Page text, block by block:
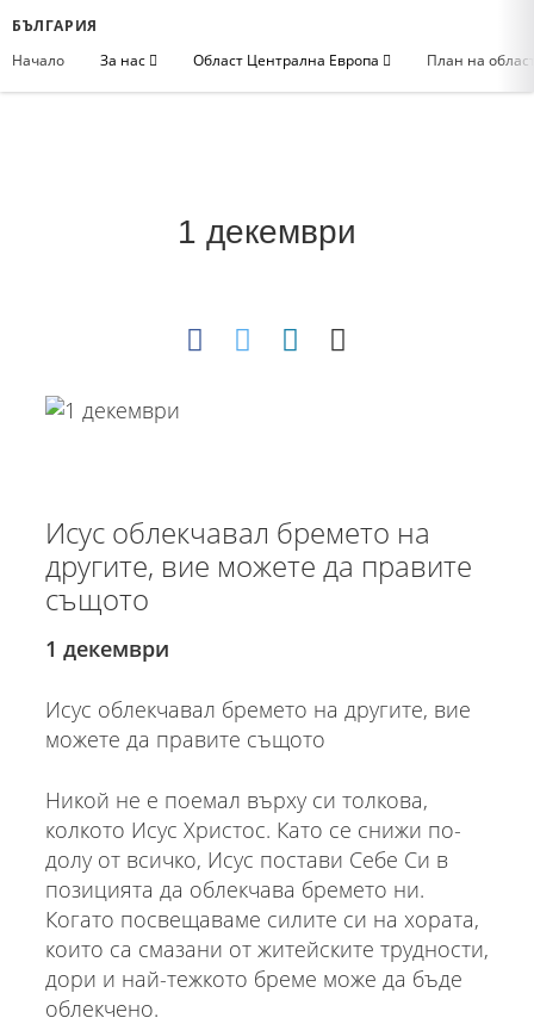
БЪЛГАРИЯ
Начало
За нас Област Централна Европа План на
1 декември
Исус облекчавал бремето на
другите, вие можете да правите
същото
1 декември
Исус облекчавал бремето на другите, вие
можете да правите същото
Никой не е поемал върху си толкова,
колкото Исус Христос. Като се снижи по-
долу от всичко, Исус постави Себе Си в
позицията да облекчава бремето ни.
Когато посвещаваме силите си на хората,
които са смазани от житейските трудности,
дори и най-тежкото бреме може да бъде
облекчено.